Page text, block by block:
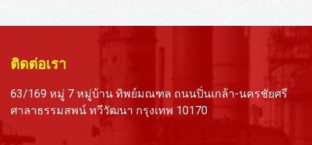
ติดต่อเรา
63/169 หมู่ 7 หมู่บ้าน ทิพย์มณฑล ถนนปิ่นเกล้า-นครชัยศรี
ศาลาธรรมสพน์ ทวีวัฒนา กรุงเทพ 10170